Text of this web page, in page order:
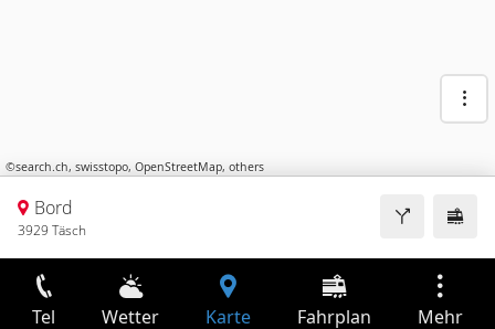
©search.ch, swisstopo, OpenStreetMap, others
Bord
3929 Täsch
Tel Wetter Karte Fahrplan Mehr